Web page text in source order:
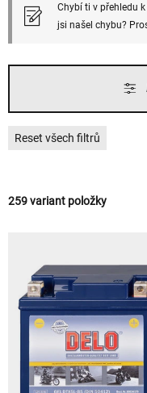
Chybí ti v přehledu
jsi našel chybu?
Reset všech filtrů
259 variant položky